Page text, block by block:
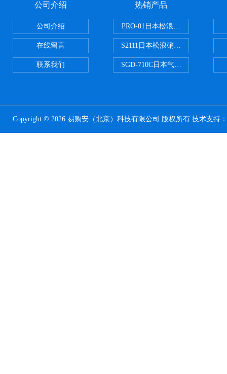
公司介绍
公司介绍
在线留言
联系我们
热销产品
PRO-01日本松浪硝子玻璃制品载
S2111日本松浪硝子载玻片
SGD-710C日本气体分割器
Copyright © 2026 易购安（北京）科技有限公司 版权所有 技术支持：